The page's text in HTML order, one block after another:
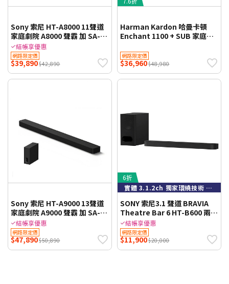
Sony 索尼 HT-A8000 11聲道
家庭劇院 A8000 聲霸 加 SA-
RS8 後環繞 組合 HT-
A8000+SA-RS8
結帳享優惠
網路限定價
$39,890$42,890
Harman Kardon 哈曼卡頓
Enchant 1100 + SUB 家庭劇
網路限定價
$36,960$48,980
Sony 索尼 HT-A9000 13聲道
家庭劇院 A9000 聲霸 加 SA-
SW7 重低音 組合 HT-
A9000+SA-SW7
結帳享優惠
網路限定價
$47,890$50,890
6折
實體 3.1.2ch 獨家環繞技術 人聲清晰
SONY 索尼3.1 聲道 BRAVIA
Theatre Bar 6 HT-B600 兩件
式環繞家庭劇院
結帳享優惠
網路限定價
$11,900$20,000